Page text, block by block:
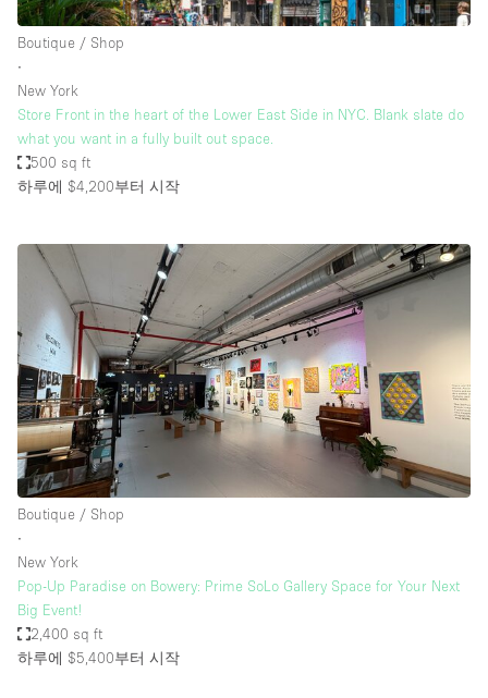
Boutique / Shop
∙
New York
Store Front in the heart of the Lower East Side in NYC. Blank slate do
what you want in a fully built out space.
500 sq ft
하루에 $4,200부터 시작
Boutique / Shop
∙
New York
Pop-Up Paradise on Bowery: Prime SoLo Gallery Space for Your Next
Big Event!
2,400 sq ft
하루에 $5,400부터 시작